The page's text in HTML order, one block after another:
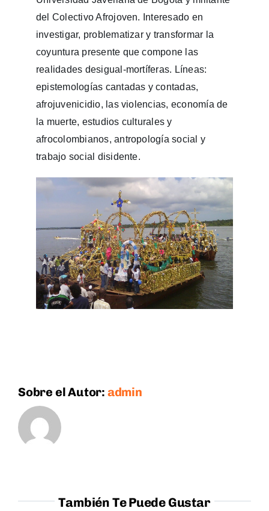
del Colectivo Afrojoven. Interesado en
investigar, problematizar y transformar la
coyuntura presente que compone las
realidades desigual-mortíferas. Líneas:
epistemologías cantadas y contadas,
afrojuvenicidio, las violencias, economía de
la muerte, estudios culturales y
afrocolombianos, antropología social y
trabajo social disidente.
Sobre el Autor: admin
También Te Puede Gustar